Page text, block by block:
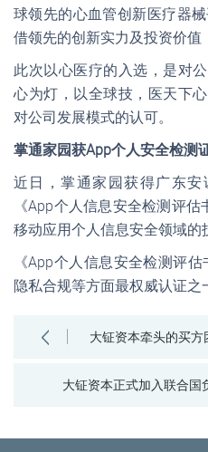
球领先的心血管创新医疗器
借领先的创新实力及投资价值
此次以心医疗的入选，是对
心为灯，以全球技，医天下
对公司发展模式的认可。
掌通家园获App个人安全检测
近日，掌通家园获得广东
《App个人信息安全检测评
移动应用个人信息安全领域的
《App个人信息安全检测评
隐私合规等方面最权威认证之
大钲资本牵头的买
大钲资本正式加入联合国